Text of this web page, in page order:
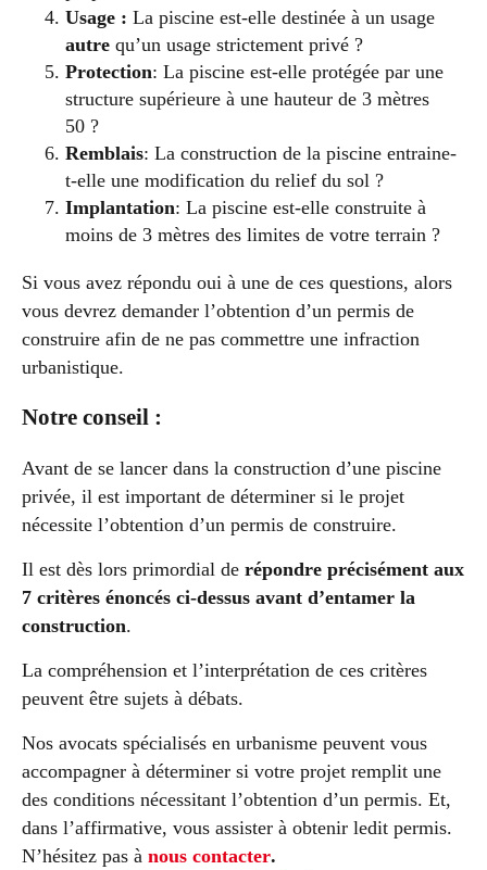
Usage : La piscine est-elle destinée à un usage
autre qu’un usage strictement privé ?
Protection: La piscine est-elle protégée par une
structure supérieure à une hauteur de 3 mètres
50 ?
Remblais: La construction de la piscine entraine-
t-elle une modification du relief du sol ?
Implantation: La piscine est-elle construite à
moins de 3 mètres des limites de votre terrain ?
Si vous avez répondu oui à une de ces questions, alors
vous devrez demander l’obtention d’un permis de
construire afin de ne pas commettre une infraction
urbanistique.
Notre conseil :
Avant de se lancer dans la construction d’une piscine
privée, il est important de déterminer si le projet
nécessite l’obtention d’un permis de construire.
Il est dès lors primordial de répondre précisément aux
7 critères énoncés ci-dessus avant d’entamer la
construction.
La compréhension et l’interprétation de ces critères
peuvent être sujets à débats.
Nos avocats spécialisés en urbanisme peuvent vous
accompagner à déterminer si votre projet remplit une
des conditions nécessitant l’obtention d’un permis. Et,
dans l’affirmative, vous assister à obtenir ledit permis.
N’hésitez pas à nous contacter.